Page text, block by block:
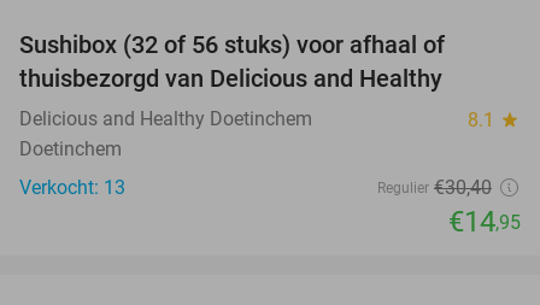
Sushibox (32 of 56 stuks) voor afhaal of
thuisbezorgd van Delicious and Healthy
Delicious and Healthy Doetinchem 8.1 star
Doetinchem
Verkocht: 13
Regulier €30,40
€14,95